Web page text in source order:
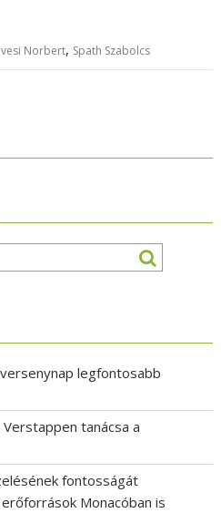
Norbert, Spath Szabolcs
legfontosabb
tanácsa a
fontosságát
Monacóban is